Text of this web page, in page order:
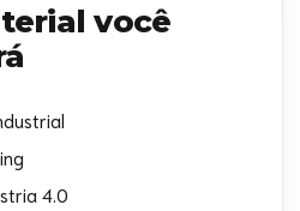
você
4.0